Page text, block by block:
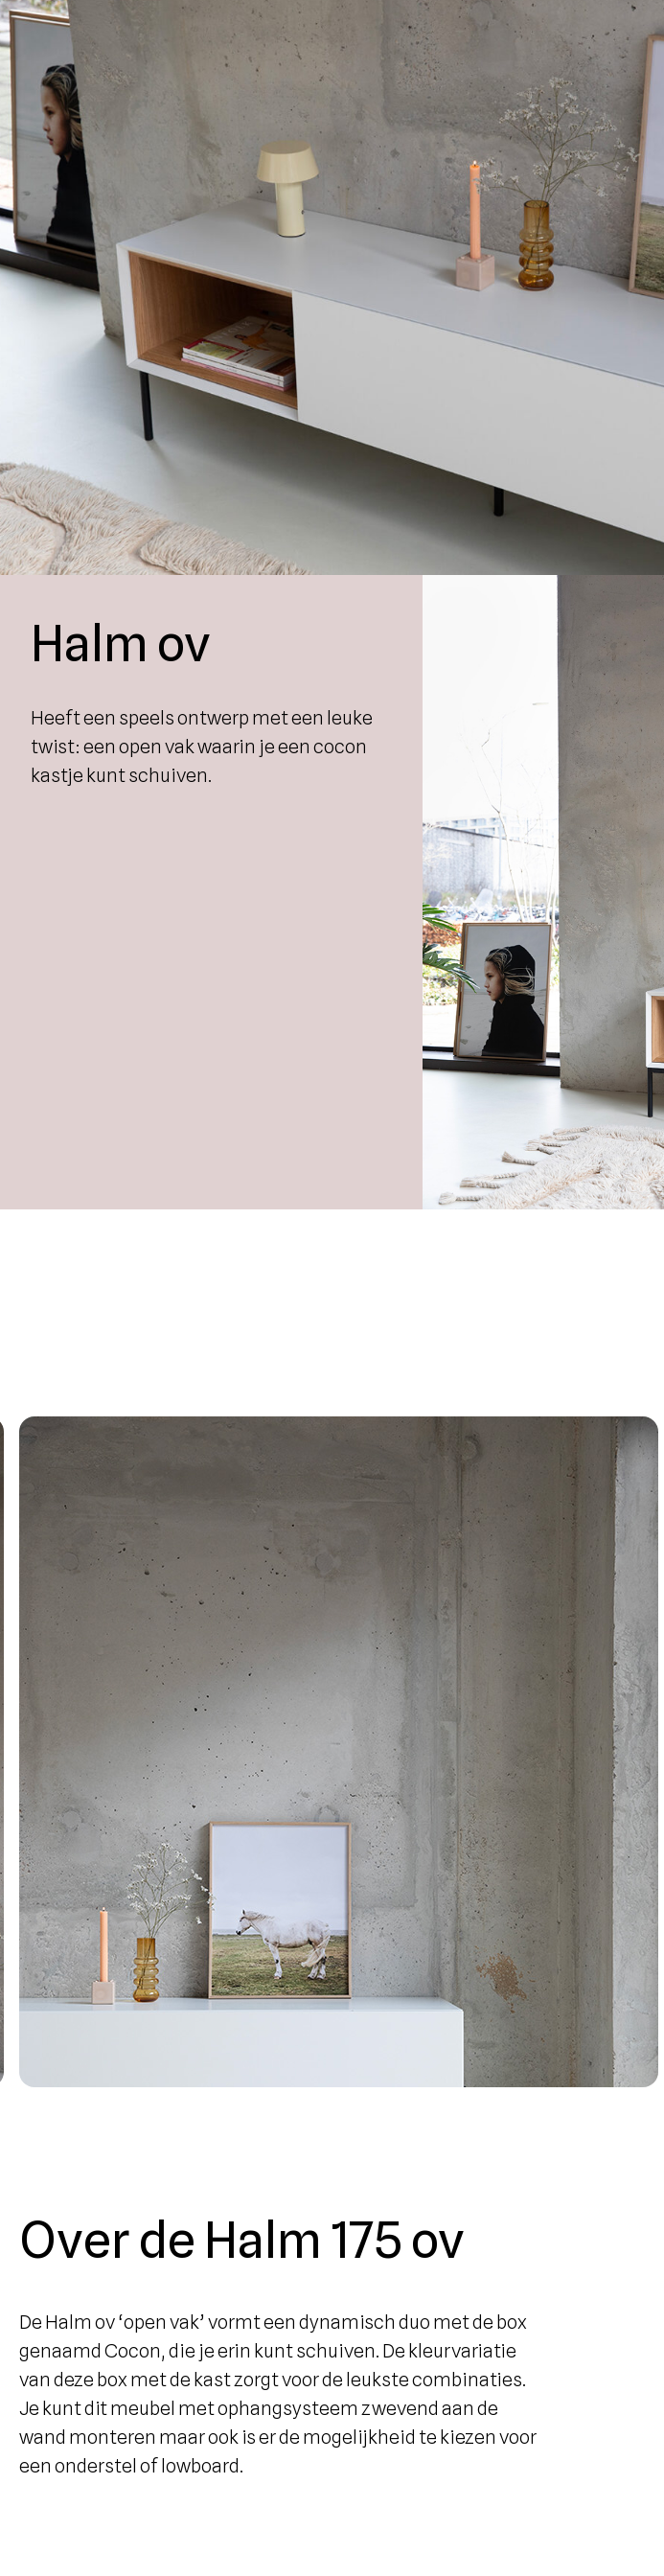
Halm ov
Heeft een speels ontwerp met een leuke
twist: een open vak waarin je een cocon
kastje kunt schuiven.
Over de Halm 175 ov
De Halm ov ‘open vak’ vormt een dynamisch duo met de box
genaamd Cocon, die je erin kunt schuiven. De kleurvariatie
van deze box met de kast zorgt voor de leukste combinaties.
Je kunt dit meubel met ophangsysteem zwevend aan de
wand monteren maar ook is er de mogelijkheid te kiezen voor
een onderstel of lowboard.